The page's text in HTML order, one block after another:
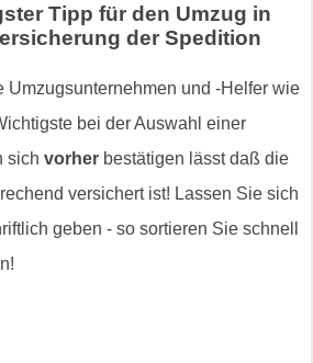
Tipp für den Umzug in
der Spedition
Umzugsunternehmen und -Helfer wie
bei der Auswahl einer
sich vorher bestätigen lässt daß die
versichert ist! Lassen Sie sich
geben - so sortieren Sie schnell